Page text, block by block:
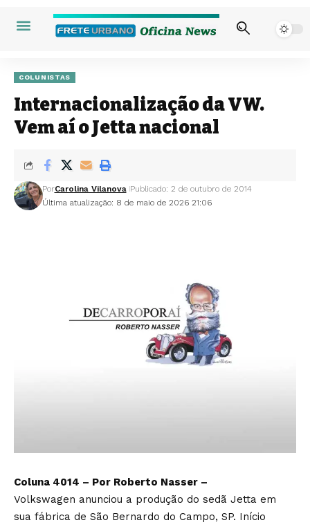
COLUNISTAS
Internacionalização da VW.
Vem aí o Jetta nacional
Última atualização: 8 de maio de 2026 21:06
PorCarolina Vilanova Publicado: 2 de outubro de 2014
Coluna 4014 – Por Roberto Nasser –
Volkswagen anunciou a produção do sedã Jetta em
sua fábrica de São Bernardo do Campo, SP. Início